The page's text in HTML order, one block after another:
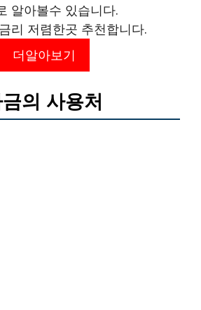
알아볼수 있습니다.
리 저렴한곳 추천합니다.
더알아보기
의 사용처